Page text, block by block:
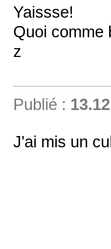
Yaissse!
Quoi comme
z
Publié :
J'ai mis un